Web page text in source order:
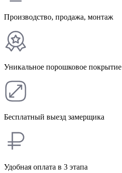
Производство, продажа, монтаж
Уникальное порошковое покрытие
Бесплатный выезд замерщика
Удобная оплата в 3 этапа